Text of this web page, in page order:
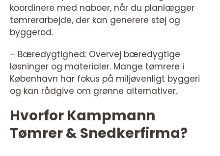
koordinere med naboer, når du planlægger
tømrerarbejde, der kan generere støj og
byggerod.
– Bæredygtighed: Overvej bæredygtige
løsninger og materialer. Mange tømrere i
København har fokus på miljøvenligt byggeri
og kan rådgive om grønne alternativer.
Hvorfor Kampmann
Tømrer & Snedkerfirma?